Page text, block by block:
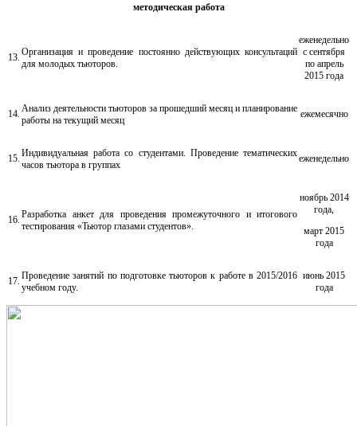
методическая работа
13. Организация и проведение постоянно действующих консультаций
для молодых тьюторов.
еженедельно
с сентября
по апрель
2015 года
14. Анализ деятельности тьюторов за прошедший месяц и планирование
работы на текущий месяц
ежемесячно
15. Индивидуальная работа со студентами. Проведение тематических
часов тьютора в группах
еженедельно
16. Разработка анкет для проведения промежуточного и итогового
тестирования «Тьютор глазами студентов».
ноябрь 2014
года,
март 2015
года
17. Проведение занятий по подготовке тьюторов к работе в 2015/2016
учебном году.
июнь 2015
года